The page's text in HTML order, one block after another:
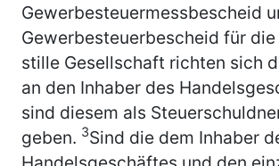
Gewerbesteuermessbescheid
Gewerbesteuerbescheid für
stille Gesellschaft richten sich
an den Inhaber des
sind diesem als
geben. 3Sind die dem Inhaber